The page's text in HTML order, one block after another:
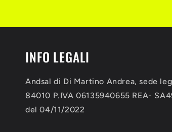
INFO LEGALI
Andsal di Di Martino Andrea, sede
84010 P.IVA 06135940655 REA-
del 04/11/2022